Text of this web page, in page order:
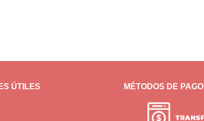
ÚTILES MÉTODOS DE PAGO